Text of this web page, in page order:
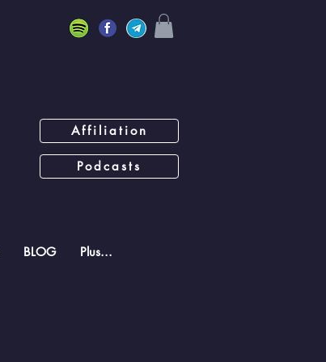
Affiliation
Podcasts
BLOG Plus...